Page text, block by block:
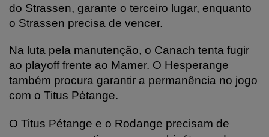
do Strassen, garante o terceiro lugar, enquanto
o Strassen precisa de vencer.
Na luta pela manutenção, o Canach tenta fugir
ao playoff frente ao Mamer. O Hesperange
também procura garantir a permanência no jogo
com o Titus Pétange.
O Titus Pétange e o Rodange precisam de